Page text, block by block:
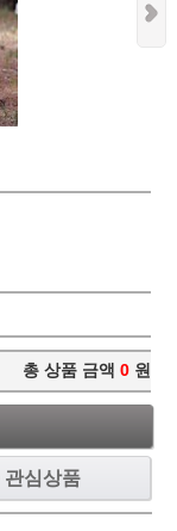
총 상품 금액 0 원
관심상품